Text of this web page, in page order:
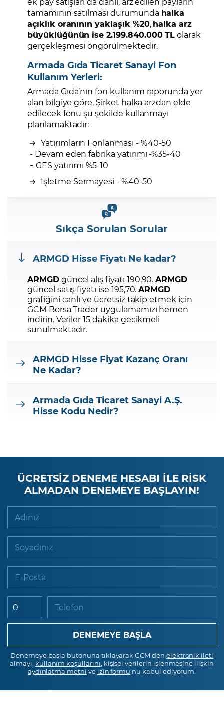
tamamının satılması durumunda halka
açıklık oranının yaklaşık %20,halka arz
büyüklüğünün ise 2.199.840.000 TLolarak
gerçekleşmesi öngörülmektedir.
Armada Gıda Ticaret Sanayi Fon
Kullanım Yerleri:
Armada Gıda’nın fon kullanım raporunda yer
alan bilgiye göre, Şirket halka arzdan elde
edilecek fonu şu şekilde kullanmayı
planlamaktadır:
Yatırımların Fonlanması - %40-50
- Devam eden fabrika yatırımı -%35-40
- GES yatırımı %5-10
İşletme Sermayesi - %40-50
Sıkça Sorulan Sorular
ARMGD Hisse Fiyatı Ne kadar?
ARMGDgüncel alış fiyatı 190,90.ARMGD
güncel satış fiyatı ise 195,70.ARMGD
grafiğini canlı ve ücretsiz takip etmek için
GCM Borsa Trader uygulamamızı hemen
indirin.Veriler 15 dakika gecikmeli
sunulmaktadır.
ARMGD Hisse Fiyat Kazanç Oranı
Ne Kadar?
Armada Gıda Ticaret Sanayi A.Ş.
Hisse Kodu Nedir?
ÜCRETSİZ DENEME HESABI İLE RİSK
ALMADAN DENEMEYE BAŞLAYIN!
Adınız
Soyadınız
E-Posta
Telefon
Denemeye başla butonuna tıklayarak GCM'den elektronik ileti
almayı, kullanım koşullarını , kişisel verilerin işlenmesine ilişkin
aydınlatma metni ve izin formu'nu kabul ediyorum.